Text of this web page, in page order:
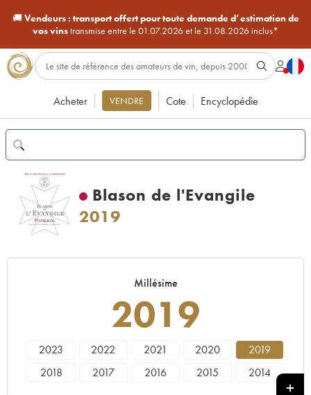
🚚Vendeurs : transport offert pour toute demande d’estimation de
vos vinstransmise entre le 01.07.2026 et le 31.08.2026 inclus*
Acheter VENDRE Cote Encyclopédie
Blason de l'Evangile
2019
Millésime
2019
2023 2022 2021 2020
2019
2018
2017 2016 2015
2014